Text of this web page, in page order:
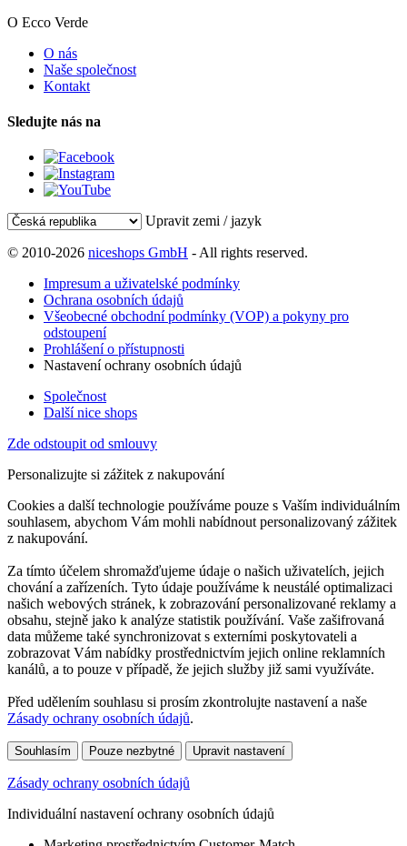
O Ecco Verde
O nás
Naše společnost
Kontakt
Sledujte nás na
Upravit zemi / jazyk
© 2010-2026 niceshops GmbH - All rights reserved.
Impresum a uživatelské podmínky
Ochrana osobních údajů
Všeobecné obchodní podmínky (VOP) a pokyny pro
odstoupení
Prohlášení o přístupnosti
Nastavení ochrany osobních údajů
Společnost
Další nice shops
Zde odstoupit od smlouvy
Personalizujte si zážitek z nakupování
Cookies a další technologie používáme pouze s Vaším individuálním
souhlasem, abychom Vám mohli nabídnout personalizovaný zážitek
z nakupování.
Za tímto účelem shromažďujeme údaje o našich uživatelích, jejich
chování a zařízeních. Tyto údaje používáme k neustálé optimalizaci
našich webových stránek, k zobrazování personalizované reklamy a
obsahu, stejně jako k analýze statistik používání. Vaše zašifrovaná
data můžeme také synchronizovat s externími poskytovateli a
zobrazovat Vám nabídky prostřednictvím jejich online reklamních
kanálů, a to pouze v případě, že jejich služby již sami využíváte.
Před udělením souhlasu si prosím zkontrolujte nastavení a naše
Zásady ochrany osobních údajů.
Souhlasím Pouze nezbytné Upravit nastavení
Zásady ochrany osobních údajů
Individuální nastavení ochrany osobních údajů